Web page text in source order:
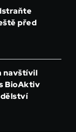
před
navštívil
BioAktiv